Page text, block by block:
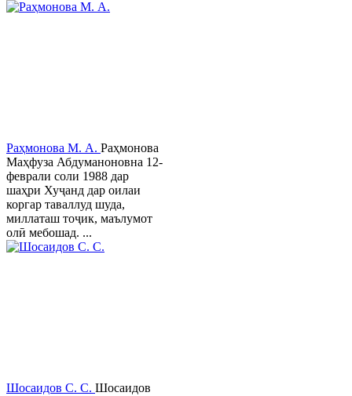
Раҳмонова М. А. Раҳмонова
Маҳфуза Абдуманоновна 12-
феврали соли 1988 дар
шаҳри Хуҷанд дар оилаи
коргар таваллуд шуда,
миллаташ тоҷик, маълумот
олӣ мебошад. ...
Шосаидов С. С. Шосаидов